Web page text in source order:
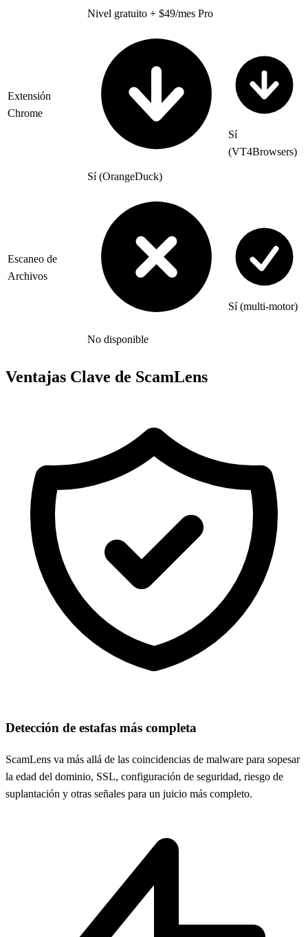
Nivel gratuito + $49/mes Pro
Extensión
Chrome
Sí (OrangeDuck)
Sí
(VT4Browsers)
Escaneo de
Archivos
No disponible
Sí (multi-motor)
Ventajas Clave de ScamLens
Detección de estafas más completa
ScamLens va más allá de las coincidencias de malware para sopesar
la edad del dominio, SSL, configuración de seguridad, riesgo de
suplantación y otras señales para un juicio más completo.